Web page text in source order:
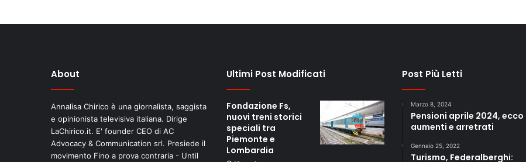
About
Annalisa Chirico è una giornalista, saggista
e opinionista televisiva italiana. Dirige
LaChirico.it. E' founder CEO di AC
Advocacy & Communication srl. Presiede il
movimento Fino a prova contraria - Until
Ultimi Post Modificati
Fondazione Fs,
nuovi treni storici
speciali tra
Piemonte e
Lombardia
Post Più Letti
Marzo 8, 2024
Pensioni aprile 2024, ecco
aumenti e arretrati
Gennaio 25, 2022
Turismo, Federalberghi: